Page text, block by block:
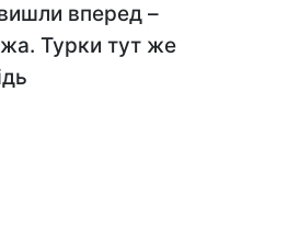
вперед –
Турки тут же